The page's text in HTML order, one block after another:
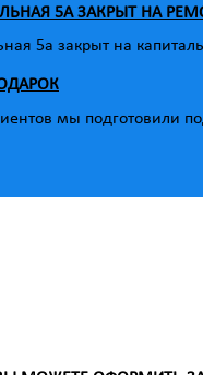
5А ЗАКРЫТ НА
5а закрыт на
мы подготовили